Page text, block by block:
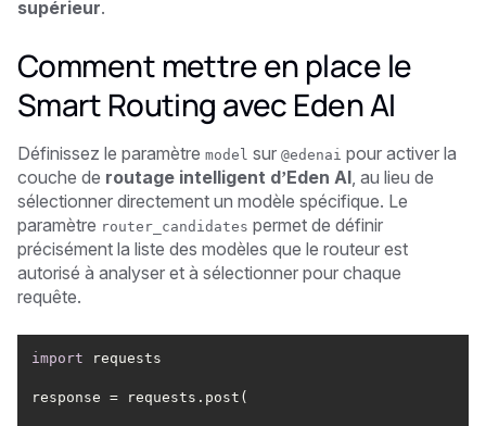
supérieur.
Comment mettre en place le
Smart Routing avec Eden AI
Définissez le paramètre model sur @edenai pour activer la
couche de routage intelligent d’Eden AI , au lieu de
sélectionner directement un modèle spécifique. Le
paramètre router_candidates permet de définir
précisément la liste des modèles que le routeur est
autorisé à analyser et à sélectionner pour chaque
requête.
import